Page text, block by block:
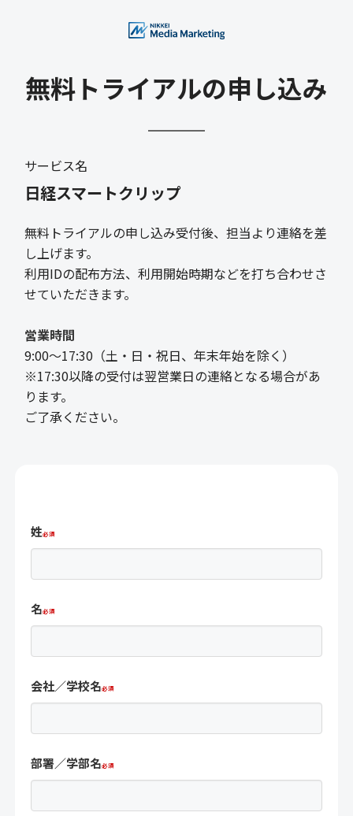
無料トライアルの申し込み
サービス名
日経スマートクリップ
無料トライアルの申し込み受付後、担当より連絡を差
し上げます。
利用IDの配布方法、利用開始時期などを打ち合わせさ
せていただきます。
営業時間
9:00〜17:30（土・日・祝日、年末年始を除く）
※17:30以降の受付は翌営業日の連絡となる場合があ
ります。
ご了承ください。
姓
名
会社／学校名
部署／学部名